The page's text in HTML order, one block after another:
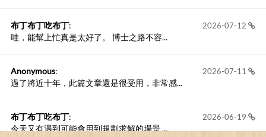
2026-07-12
布丁布丁吃布丁:
哇，能幫上忙真是太好了。 博士之路不容...
2026-07-11
Anonymous:
過了將近十年，此篇文章還是很受用，非常感...
2026-06-19
布丁布丁吃布丁:
今天又有遇到可能會用到規劃求解的場景 ...